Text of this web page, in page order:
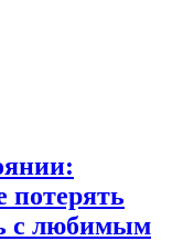
потерять
с любимым